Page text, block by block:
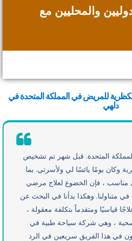
والمحليين مع
للمريض في المملكة المتحدة في
دلهي
المتحدة. قبل شهر تم تشخيص
وكان يومًا يائسًا لي ولأسرتي. بما
مناسب ، فإن الخضوع لعلاج مرضي
متناولنا. وهكذا بدأنا في البحث عن
قياسيًا ومتقدماً بتكلفة معقولة ،
، وهي شركة سياحة طبية في
في هذا الفريق سريعين في الرد